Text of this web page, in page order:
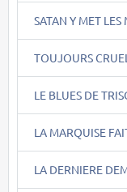
SATAN Y MET LES
TOUJOURS
LE BLUES DE
LA MARQUISE
LA DERNIERE